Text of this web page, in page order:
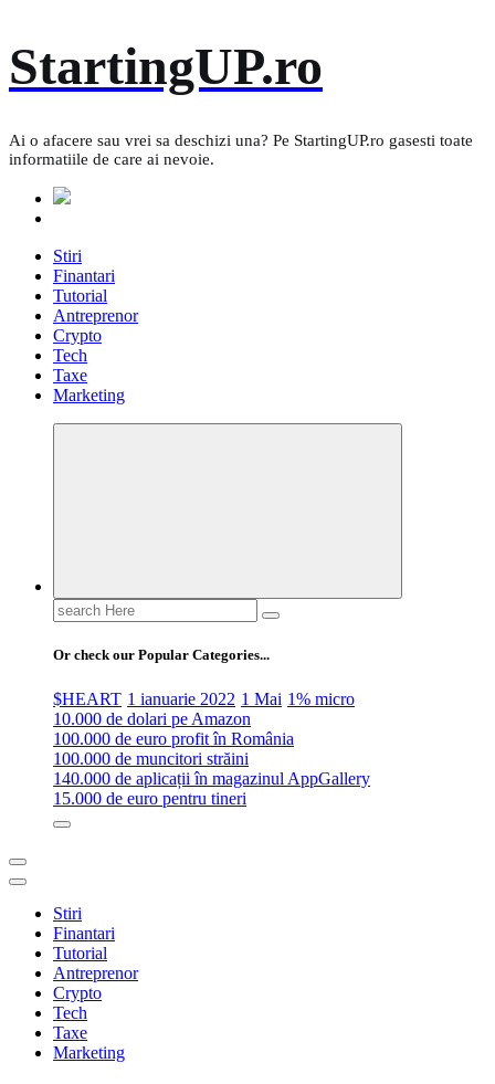
to
content
StartingUP.ro
Ai o afacere sau vrei sa deschizi una? Pe StartingUP.ro gasesti toate
informatiile de care ai nevoie.
Stiri
Finantari
Tutorial
Antreprenor
Crypto
Tech
Taxe
Marketing
Search
for:
Or check our Popular Categories...
$HEART 1 ianuarie 2022 1 Mai 1% micro
10.000 de dolari pe Amazon
100.000 de euro profit în România
100.000 de muncitori străini
140.000 de aplicații în magazinul AppGallery
15.000 de euro pentru tineri
Stiri
Finantari
Tutorial
Antreprenor
Crypto
Tech
Taxe
Marketing